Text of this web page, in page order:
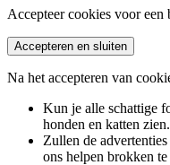
Accepteer cookies voor een
Accepteren en sluiten
Na het accepteren van
Kun je alle schattige
honden en katten zien.
Zullen de
ons helpen brokken